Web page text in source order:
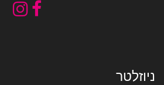
ניוזלטר